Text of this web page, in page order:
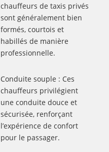
chauffeurs de taxis privés
sont généralement bien
formés, courtois et
habillés de manière
professionnelle.
Conduite souple : Ces
chauffeurs privilégient
une conduite douce et
sécurisée, renforçant
l’expérience de confort
pour le passager.